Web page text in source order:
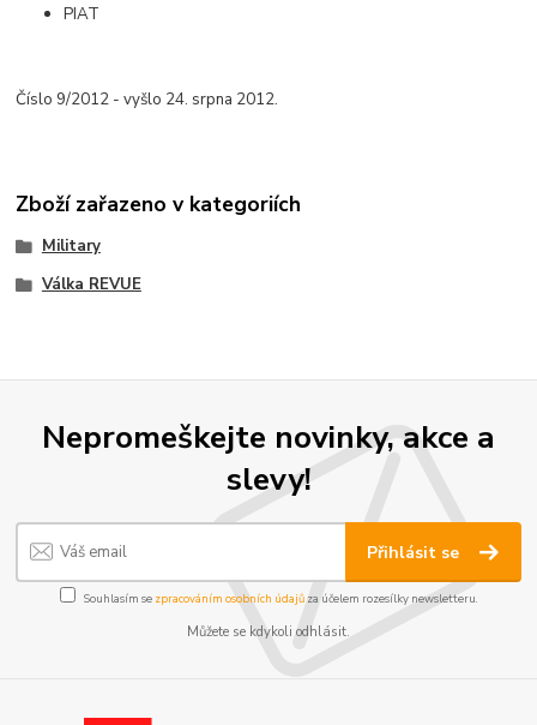
PIAT
Číslo 9/2012 - vyšlo 24. srpna 2012.
Zboží zařazeno v kategoriích
Military
Válka REVUE
Nepromeškejte novinky, akce a
slevy!
Přihlásit se
Souhlasím se zpracováním osobních údajůza účelem rozesílky newsletteru.
Můžete se kdykoli odhlásit.